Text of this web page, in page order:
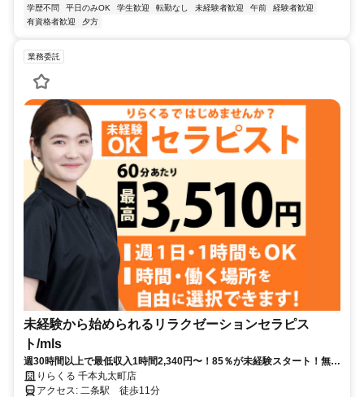
学歴不問
平日のみOK 学生歓迎 転勤なし 未経験者歓迎 午前
経験者歓迎
有資格者歓迎
夕方
業務委託
未経験から始められるリラクゼーションセラピス
ト/mls
週30時間以上で最低収入1時間2,340円〜！85％が未経験スタート！無料
トレで一生モノの技術を習得✅好きな時間に収入を得られます⏰【京都
府京都市上京区主税町】
りらくる 千本丸太町店
アクセス: 二条駅 徒歩11分